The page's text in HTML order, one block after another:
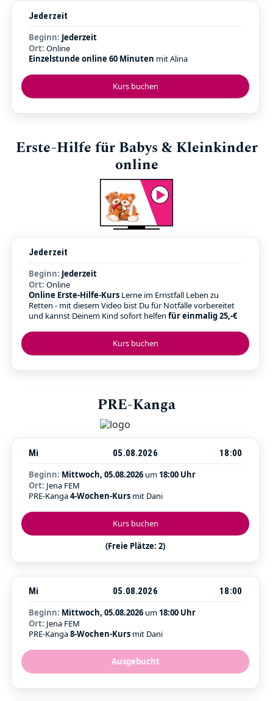
Kurs buchen
Jederzeit
Beginn: Jederzeit
Ort: Online
Einzelstunde online 60 Minuten mit Alina
Erste-Hilfe für Babys & Kleinkinder
online
Kurs buchen
Jederzeit
Beginn: Jederzeit
Ort: Online
Online Erste-Hilfe-Kurs Lerne im Ernstfall Leben zu
Retten - mit diesem Video bist Du für Notfälle vorbereitet
und kannst Deinem Kind sofort helfen für einmalig 25,-€
PRE-Kanga
Kurs buchen
(Freie Plätze: 2)
Mi 05.08.2026
18:00
Beginn: Mittwoch, 05.08.2026 um 18:00 Uhr
Ort: Jena FEM
PRE-Kanga4-Wochen-Kurs mit Dani
Ausgebucht
Mi 05.08.2026
18:00
Beginn: Mittwoch, 05.08.2026 um 18:00 Uhr
Ort: Jena FEM
PRE-Kanga8-Wochen-Kurs mit Dani